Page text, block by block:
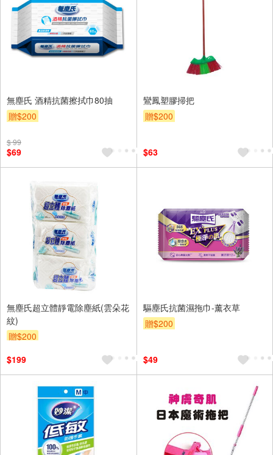
無塵氏 酒精抗菌擦拭巾80抽
贈$200
$ 99
$69
鸞鳳塑膠掃把
贈$200
$63
無塵氏超立體靜電除塵紙(雲朵花
紋)
贈$200
$199
驅塵氏抗菌濕拖巾-薰衣草
贈$200
$49